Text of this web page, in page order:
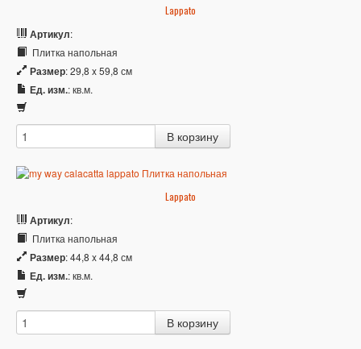
Lappato
Артикул:
Плитка напольная
Размер: 29,8 x 59,8 см
Ед. изм.: кв.м.
Lappato
Артикул:
Плитка напольная
Размер: 44,8 x 44,8 см
Ед. изм.: кв.м.